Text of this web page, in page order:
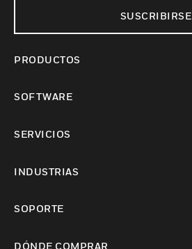
SUSCRIBIRSE
PRODUCTOS
SOFTWARE
SERVICIOS
INDUSTRIAS
SOPORTE
DÓNDE COMPRAR